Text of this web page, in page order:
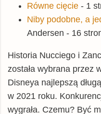
Równe cięcie - 1
Niby podobne, a
Andersen - 16
Historia Nucciego i
została wybrana przez
Disneya najlepszą
w 2021 roku.
wygrała. Czemu? Być